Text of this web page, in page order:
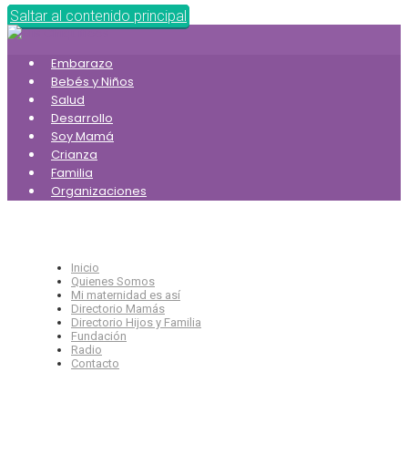
Saltar al contenido principal
Embarazo
Bebés y Niños
Salud
Desarrollo
Soy Mamá
Crianza
Familia
Organizaciones
Inicio
Quienes Somos
Mi maternidad es así
Directorio Mamás
Directorio Hijos y Familia
Fundación
Radio
Contacto